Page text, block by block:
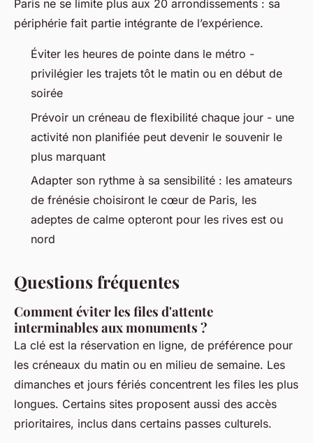
Paris ne se limite plus aux 20 arrondissements : sa
périphérie fait partie intégrante de l’expérience.
Éviter les heures de pointe dans le métro -
privilégier les trajets tôt le matin ou en début de
soirée
Prévoir un créneau de flexibilité chaque jour - une
activité non planifiée peut devenir le souvenir le
plus marquant
Adapter son rythme à sa sensibilité : les amateurs
de frénésie choisiront le cœur de Paris, les
adeptes de calme opteront pour les rives est ou
nord
Questions fréquentes
Comment éviter les files d'attente
interminables aux monuments ?
La clé est la réservation en ligne, de préférence pour
les créneaux du matin ou en milieu de semaine. Les
dimanches et jours fériés concentrent les files les plus
longues. Certains sites proposent aussi des accès
prioritaires, inclus dans certains passes culturels.